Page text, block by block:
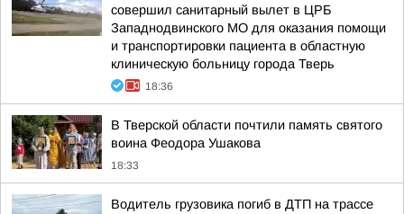
совершил санитарный вылет в ЦРБ
Западнодвинского МО для оказания помощи
и транспортировки пациента в областную
клиническую больницу города Тверь
18:36
В Тверской области почтили память святого
воина Феодора Ушакова
18:33
Водитель грузовика погиб в ДТП на трассе